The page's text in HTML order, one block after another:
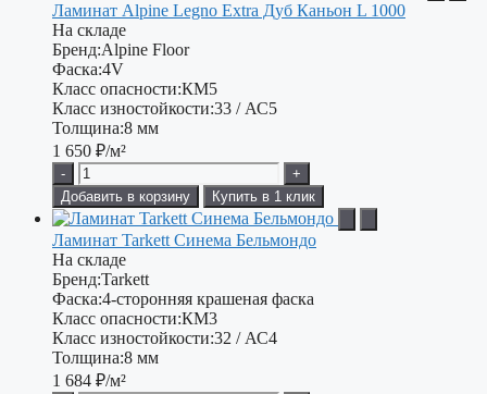
Ламинат Alpine Legno Extra Дуб Каньон L 1000
На складе
Бренд:Alpine Floor
Фаска:4V
Класс опасности:КМ5
Класс изностойкости:33 / АС5
Толщина:8 мм
1 650 ₽/м²
-
+
Добавить в корзину
Купить в 1 клик
Ламинат Tarkett Синема Бельмондо
На складе
Бренд:Tarkett
Фаска:4-сторонняя крашеная фаска
Класс опасности:КМ3
Класс изностойкости:32 / АС4
Толщина:8 мм
1 684 ₽/м²